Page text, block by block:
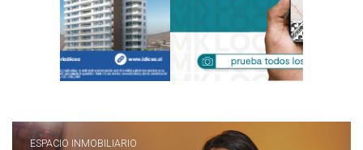
ESPACIO INMOBILIARIO